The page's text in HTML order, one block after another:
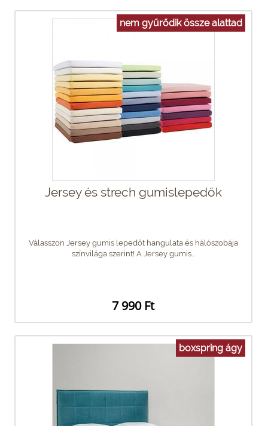
nem gyűrődik össze alattad
Jersey és strech gumislepedők
Válasszon Jersey gumis lepedőt hangulata és hálószobája
színvilága szerint! A Jersey gumis...
7 990 Ft
boxspring ágy